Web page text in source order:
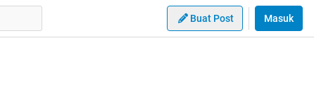
Buat Post Masuk